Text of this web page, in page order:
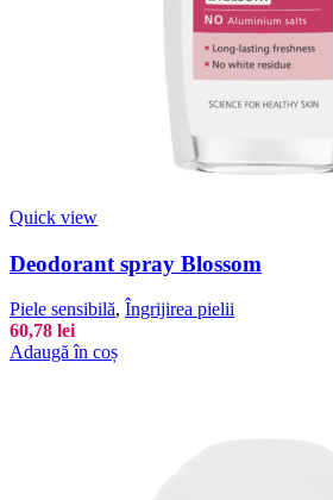
Quick view
Deodorant spray Blossom
Piele sensibilă, Îngrijirea pielii
60,78 lei
Adaugă în coș